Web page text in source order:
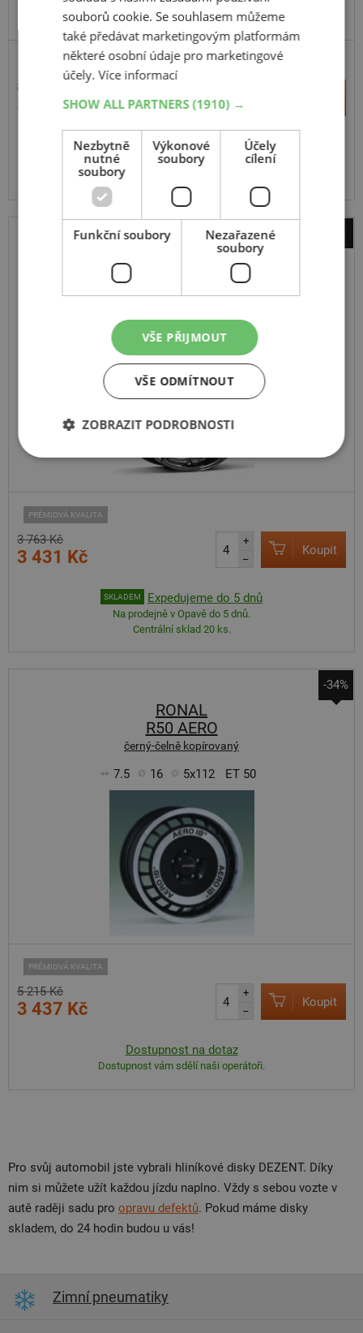
PRÉMIOVÁ KVALITA
3 507 Kč
3 198 Kč
–
SKLADEM Expedujeme do 5 dnů
Na prodejně v Opavě do 5 dnů.
černý-lesklý
7.5 16 5x112 ET 45
PRÉMIOVÁ KVALITA
3 763 Kč
3 431 Kč
+
–
Koupit
SKLADEM Expedujeme do 5 dnů
Na prodejně v Opavě do 5 dnů.
Centrální sklad 20 ks.
-34%
RONAL
R50 AERO
černý-čelně kopírovaný
7.5 16 5x112 ET 50
PRÉMIOVÁ KVALITA
5 215 Kč
3 437 Kč
+
–
Koupit
Dostupnost na dotaz
Dostupnost vám sdělí naši operátoři.
Pro svůj automobil jste vybrali hliníkové disky DEZENT. Díky
nim si můžete užít každou jízdu naplno. Vždy s sebou vozte v
autě raději sadu pro opravu defektů. Pokud máme disky
skladem, do 24 hodin budou u vás!
Zimní pneumatiky
souborů cookie. Se souhlasem můžeme
také předávat marketingovým platformám
některé osobní údaje pro marketingové
účely.Více informací
SHOW ALL PARTNERS(1910) →
Nezbytně
nutné
soubory
Výkonové
soubory
Účely
cílení
Funkční soubory
Nezařazené
soubory
VŠE PŘIJMOUT
VŠE ODMÍTNOUT
ZOBRAZIT PODROBNOSTI